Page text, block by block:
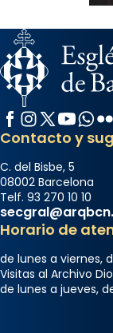
Facebook
Instagram
X / Twitter
YouTube
Contacto y
C. del Bisbe, 5
08002 Barcelona
Telf. 93 270 10 10
Horario de
de lunes a viernes,
Visitas al Archivo
de lunes a jueves,